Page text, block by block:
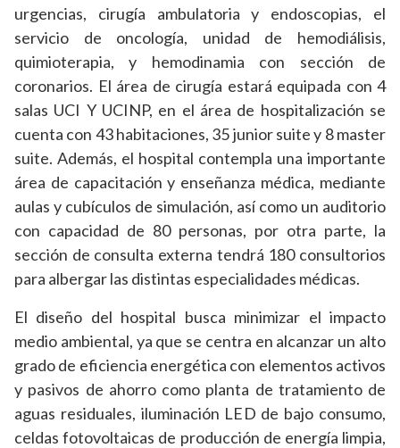
urgencias, cirugía ambulatoria y endoscopias, el
servicio de oncología, unidad de hemodiálisis,
quimioterapia, y hemodinamia con sección de
coronarios. El área de cirugía estará equipada con 4
salas UCI Y UCINP, en el área de hospitalización se
cuenta con 43 habitaciones, 35 junior suite y 8 master
suite. Además, el hospital contempla una importante
área de capacitación y enseñanza médica, mediante
aulas y cubículos de simulación, así como un auditorio
con capacidad de 80 personas, por otra parte, la
sección de consulta externa tendrá 180 consultorios
para albergar las distintas especialidades médicas.
El diseño del hospital busca minimizar el impacto
medio ambiental, ya que se centra en alcanzar un alto
grado de eficiencia energética con elementos activos
y pasivos de ahorro como planta de tratamiento de
aguas residuales, iluminación LED de bajo consumo,
celdas fotovoltaicas de producción de energía limpia,